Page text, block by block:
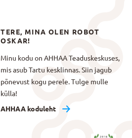
TERE, MINA OLEN ROBOT
OSKAR!
Minu kodu on AHHAA Teaduskeskuses,
mis asub Tartu kesklinnas. Siin jagub
põnevust kogu perele. Tulge mulle
külla!
AHHAA koduleht